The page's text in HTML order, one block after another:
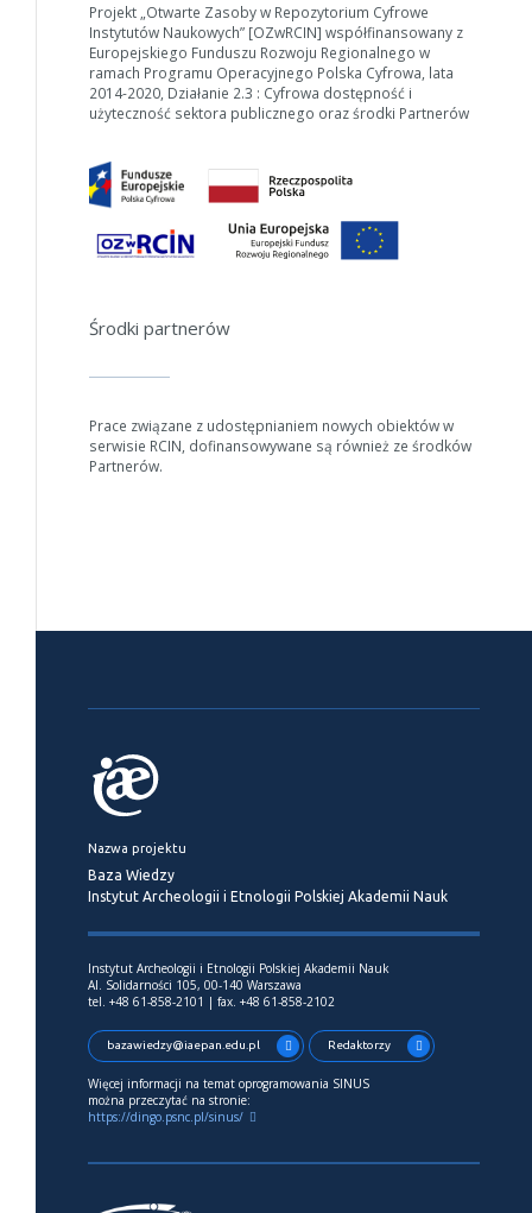
W zależności od ilości danych do przetworzenia generowanie pliku
może się wydłużyć.
Jeśli generowanie trwa zbyt długo można ograniczyć dane np.
zmniejszając zakres lat.
Anuluj
Projekt „Otwarte Zasoby w Repozytorium Cyfrowe
Instytutów Naukowych” [OZwRCIN] współfinansowany z
Europejskiego Funduszu Rozwoju Regionalnego w
ramach Programu Operacyjnego Polska Cyfrowa, lata
2014-2020, Działanie 2.3 : Cyfrowa dostępność i
użyteczność sektora publicznego oraz środki Partnerów
Środki partnerów
Prace związane z udostępnianiem nowych obiektów w
serwisie RCIN, dofinansowywane są również ze środków
Partnerów.
Nazwa projektu
Baza Wiedzy
Instytut Archeologii i Etnologii Polskiej Akademii Nauk
Instytut Archeologii i Etnologii Polskiej Akademii Nauk
Al. Solidarności 105, 00-140 Warszawa
tel. +48 61-858-2101 | fax. +48 61-858-2102
bazawiedzy@iaepan.edu.pl Redaktorzy
Więcej informacji na temat oprogramowania SINUS
można przeczytać na stronie:
https://dingo.psnc.pl/sinus/